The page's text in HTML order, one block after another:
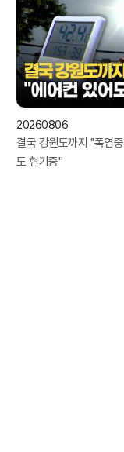
20260806
결국 강원도까지 ''폭염
도 현기증"